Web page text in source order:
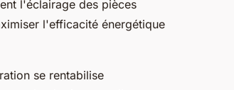
l'éclairage des pièces
l'efficacité énergétique
se rentabilise